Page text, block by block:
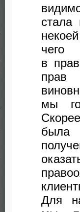
стала
чего
в
прав
мы
была
Для